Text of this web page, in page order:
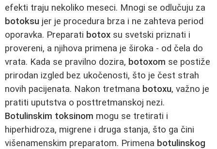
efekti traju nekoliko meseci. Mnogi se odlučuju za
botoksu jer je procedura brza i ne zahteva period
oporavka. Preparati botox su svetski priznati i
provereni, a njihova primena je široka - od čela do
vrata. Kada se pravilno dozira, botoxom se postiže
prirodan izgled bez ukočenosti, što je čest strah
novih pacijenata. Nakon tretmana botoxu, važno je
pratiti uputstva o posttretmanskoj nezi.
Botulinskim toksinom mogu se tretirati i
hiperhidroza, migrene i druga stanja, što ga čini
višenamenskim preparatom. Primena botulinskog